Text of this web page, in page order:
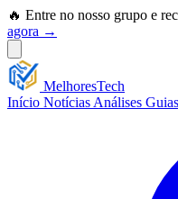
🔥 Entre no nosso grupo e
agora →
MelhoresTech
Início Notícias Análises Guias